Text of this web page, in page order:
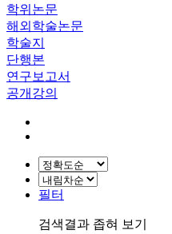
학위논문
해외학술논문
학술지
단행본
연구보고서
공개강의
필터
검색결과 좁혀 보기